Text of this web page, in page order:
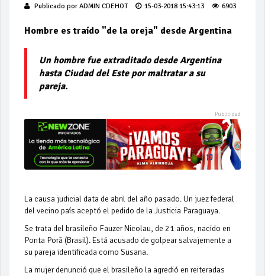
Publicado por ADMIN CDEHOT 15-03-2018 15:43:13 6903
Hombre es traído "de la oreja" desde Argentina
Un hombre fue extraditado desde Argentina
hasta Ciudad del Este por maltratar a su
pareja.
La causa judicial data de abril del año pasado. Un juez federal
del vecino país aceptó el pedido de la Justicia Paraguaya.
Se trata del brasileño Fauzer Nicolau, de 21 años, nacido en
Ponta Porã (Brasil). Está acusado de golpear salvajemente a
su pareja identificada como Susana.
La mujer denunció que el brasileño la agredió en reiteradas